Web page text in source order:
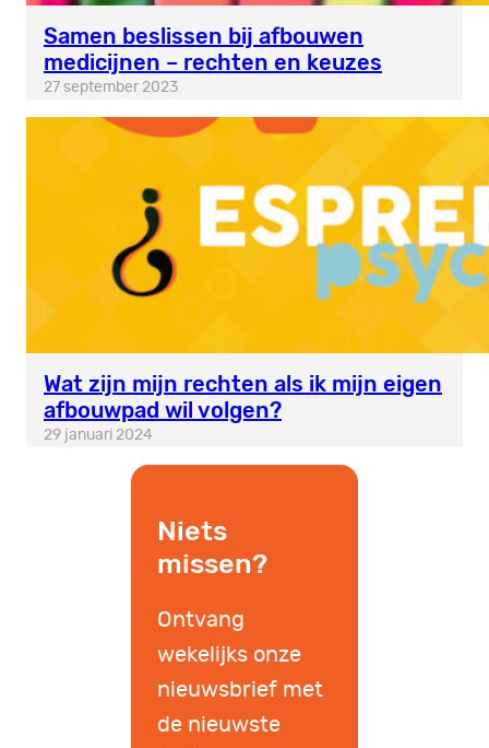
Samen beslissen bij afbouwen
medicijnen – rechten en keuzes
27 september 2023
Wat zijn mijn rechten als ik mijn eigen
afbouwpad wil volgen?
29 januari 2024
Niets
missen?
Ontvang
wekelijks onze
nieuwsbrief met
de nieuwste